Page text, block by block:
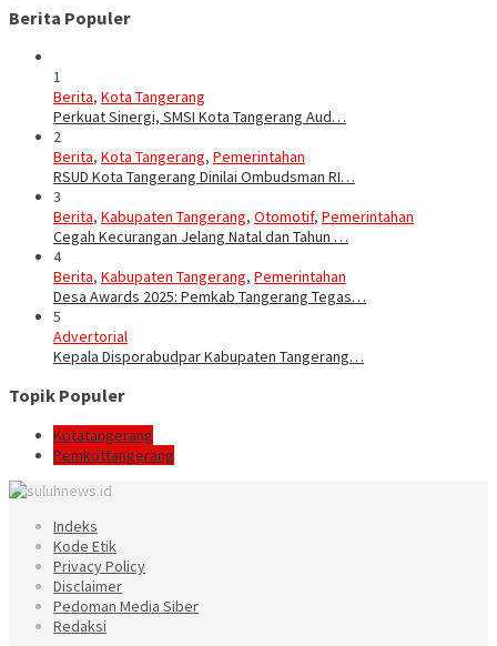
Berita Populer
1
Berita, Kota Tangerang
Perkuat Sinergi, SMSI Kota Tangerang Aud…
2
Berita, Kota Tangerang, Pemerintahan
RSUD Kota Tangerang Dinilai Ombudsman RI…
3
Berita, Kabupaten Tangerang, Otomotif, Pemerintahan
Cegah Kecurangan Jelang Natal dan Tahun …
4
Berita, Kabupaten Tangerang, Pemerintahan
Desa Awards 2025: Pemkab Tangerang Tegas…
5
Advertorial
Kepala Disporabudpar Kabupaten Tangerang…
Topik Populer
Kotatangerang
Pemkottangerang
Indeks
Kode Etik
Privacy Policy
Disclaimer
Pedoman Media Siber
Redaksi